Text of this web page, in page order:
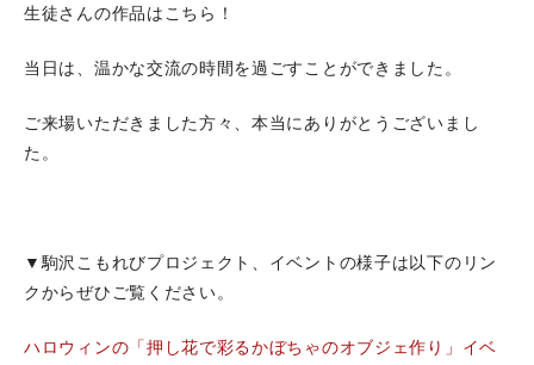
生徒さんの作品はこちら！
当日は、温かな交流の時間を過ごすことができました。
ご来場いただきました方々、本当にありがとうございまし
た。
▼駒沢こもれびプロジェクト、イベントの様子は以下のリン
クからぜひご覧ください。
ハロウィンの「押し花で彩るかぼちゃのオブジェ作り」イベ